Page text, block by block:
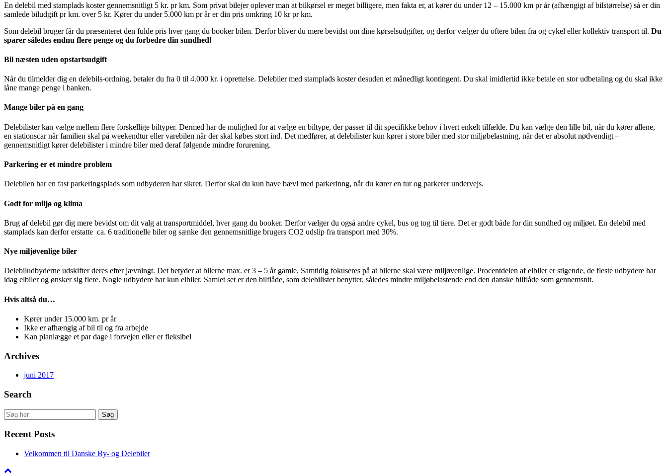
En delebil med stamplads koster gennemsnitligt 5 kr. pr km. Som privat bilejer oplever man at bilkørsel er meget billigere, men fakta er, at kører du under 12 – 15.000 km pr år (afhængigt af bilstørrelse) så er din
samlede biludgift pr km. over 5 kr. Kører du under 5.000 km pr år er din pris omkring 10 kr pr km.
Som delebil bruger får du præsenteret den fulde pris hver gang du booker bilen. Derfor bliver du mere bevidst om dine kørselsudgifter, og derfor vælger du oftere bilen fra og cykel eller kollektiv transport til. Du
sparer således endnu flere penge og du forbedre din sundhed!
Bil næsten uden opstartsudgift
Når du tilmelder dig en delebils-ordning, betaler du fra 0 til 4.000 kr. i oprettelse. Delebiler med stamplads koster desuden et månedligt kontingent. Du skal imidlertid ikke betale en stor udbetaling og du skal ikke
låne mange penge i banken.
Mange biler på en gang
Delebilister kan vælge mellem flere forskellige biltyper. Dermed har de mulighed for at vælge en biltype, der passer til dit specifikke behov i hvert enkelt tilfælde. Du kan vælge den lille bil, når du kører allene,
en stationscar når familien skal på weekendtur eller varebilen når der skal købes stort ind. Det medfører, at delebilister kun kører i store biler med stor miljøbelastning, når det er absolut nødvendigt –
gennemsnitligt kører delebilister i mindre biler med deraf følgende mindre forurening.
Parkering er et mindre problem
Delebilen har en fast parkeringsplads som udbyderen har sikret. Derfor skal du kun have bævl med parkerinng, når du kører en tur og parkerer undervejs.
Godt for miljø og klima
Brug af delebil gør dig mere bevidst om dit valg at transportmiddel, hver gang du booker. Derfor vælger du også andre cykel, bus og tog til tiere. Det er godt både for din sundhed og miljøet. En delebil med
stamplads kan derfor erstatte ca. 6 traditionelle biler og sænke den gennemsnitlige brugers CO2 udslip fra transport med 30%.
Nye miljøvenlige biler
Delebiludbyderne udskifter deres efter jævningt. Det betyder at bilerne max. er 3 – 5 år gamle, Samtidig fokuseres på at bilerne skal være miljøvenlige. Procentdelen af elbiler er stigende, de fleste udbydere har
idag elbiler og ønsker sig flere. Nogle udbydere har kun elbiler. Samlet set er den bilflåde, som delebilister benytter, således mindre miljøbelastende end den danske bilflåde som gennemsnit.
Hvis altså du…
Kører under 15.000 km. pr år
Ikke er afhængig af bil til og fra arbejde
Kan planlægge et par dage i forvejen eller er fleksibel
Archives
juni 2017
Search
Recent Posts
Velkommen til Danske By- og Delebiler